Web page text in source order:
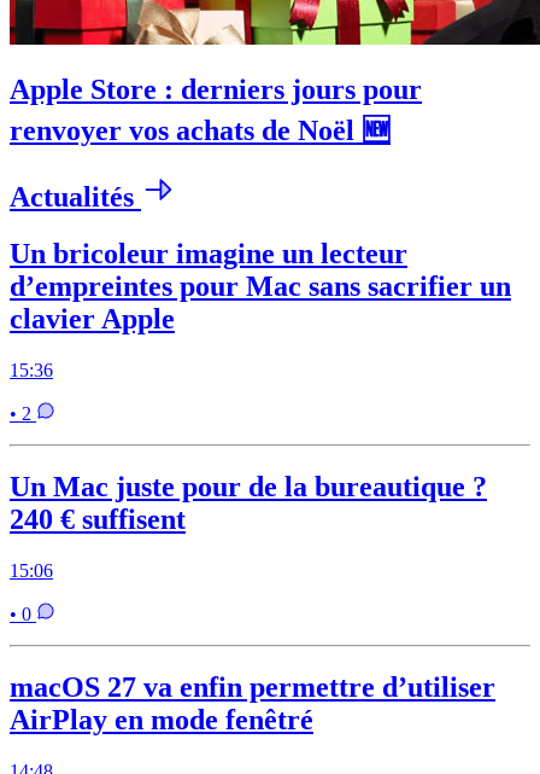
Apple Store : derniers jours pour
renvoyer vos achats de Noël 🆕
Actualités
Un bricoleur imagine un lecteur
d’empreintes pour Mac sans sacrifier un
clavier Apple
15:36
• 2
Un Mac juste pour de la bureautique ?
240 € suffisent
15:06
• 0
macOS 27 va enfin permettre d’utiliser
AirPlay en mode fenêtré